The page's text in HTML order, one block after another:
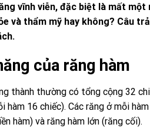
vĩnh viễn, đặc biệt là mất
và thẩm mỹ hay không? Câu
của răng hàm
thành thường có tổng cộng 32
hàm 16 chiếc). Các răng ở mỗi
hàm) và răng hàm lớn (răng cối).